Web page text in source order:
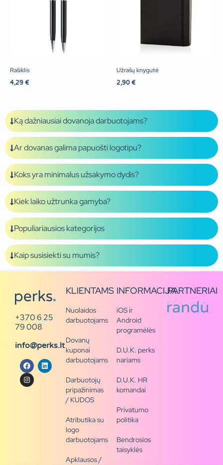
Rašiklis
4,29 €
Užrašų knygutė
2,90 €
Ką dažniausiai dovanoja darbuotojams?
Ar dovanas galima papuošti logotipu?
Koks yra minimalus užsakymo dydis?
Kiek laiko užtrunka gamyba?
Populiariausios kategorijos
Kaip susisiekti su mumis?
+370 6 25
79 008
info@perks.lt
KLIENTAMS
Nuolaidos
darbuotojams
Dovanų
kuponai
darbuotojams
Darbuotojų
pripažinimas
/ KUDOS
Atributika su
logo
darbuotojams
Apklausos /
INFORMACIJA
iOS ir
Android
programėlės
D.U.K. perks
nariams
D.U.K. HR
komandai
Privatumo
politika
Bendrosios
taisyklės
PARTNERIAI